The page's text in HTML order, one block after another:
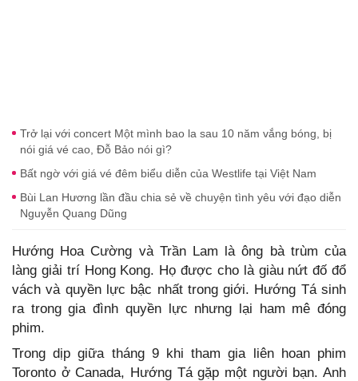
Trở lại với concert Một mình bao la sau 10 năm vắng bóng, bị
nói giá vé cao, Đỗ Bảo nói gì?
Bất ngờ với giá vé đêm biểu diễn của Westlife tại Việt Nam
Bùi Lan Hương lần đầu chia sẻ về chuyện tình yêu với đạo diễn
Nguyễn Quang Dũng
Hướng Hoa Cường và Trần Lam là ông bà trùm của
làng giải trí Hong Kong. Họ được cho là giàu nứt đố đổ
vách và quyền lực bậc nhất trong giới. Hướng Tá sinh
ra trong gia đình quyền lực nhưng lại ham mê đóng
phim.
Trong dịp giữa tháng 9 khi tham gia liên hoan phim
Toronto ở Canada, Hướng Tá gặp một người bạn. Anh